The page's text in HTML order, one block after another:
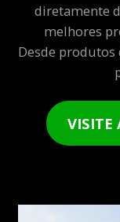
diretamente
melhores
Desde
VISITE